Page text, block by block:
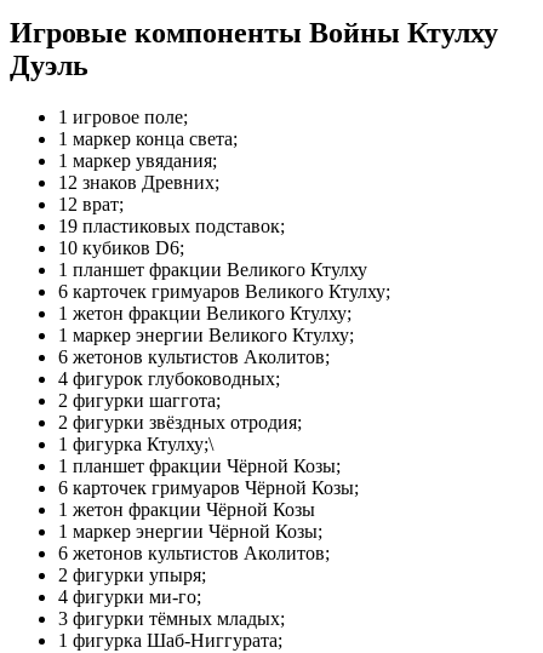
Игровые компоненты Войны Ктулху
Дуэль
1 игровое поле;
1 маркер конца света;
1 маркер увядания;
12 знаков Древних;
12 врат;
19 пластиковых подставок;
10 кубиков D6;
1 планшет фракции Великого Ктулху
6 карточек гримуаров Великого Ктулху;
1 жетон фракции Великого Ктулху;
1 маркер энергии Великого Ктулху;
6 жетонов культистов Аколитов;
4 фигурок глубоководных;
2 фигурки шаггота;
2 фигурки звёздных отродия;
1 фигурка Ктулху;\
1 планшет фракции Чёрной Козы;
6 карточек гримуаров Чёрной Козы;
1 жетон фракции Чёрной Козы
1 маркер энергии Чёрной Козы;
6 жетонов культистов Аколитов;
2 фигурки упыря;
4 фигурки ми-го;
3 фигурки тёмных младых;
1 фигурка Шаб-Ниггурата;